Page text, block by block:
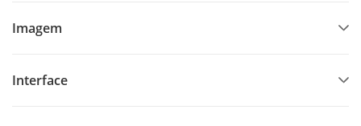
Imagem
Interface